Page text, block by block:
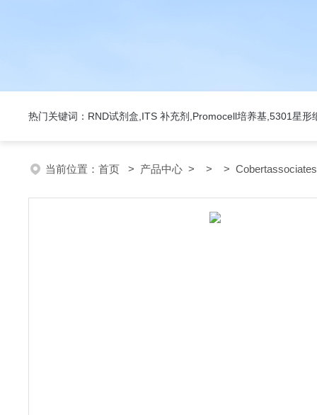
热门关键词：RND试剂盒,ITS 补充剂,Promocell培养基,5301星形
当前位置： 首页 > 产品中心 > > > Cobertassociates